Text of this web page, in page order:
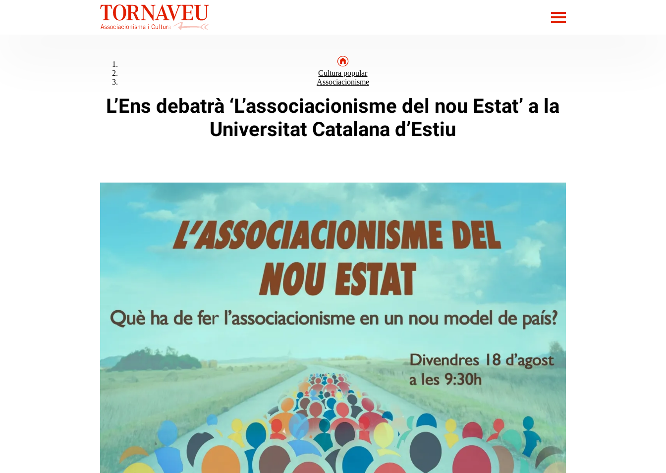
Cultura popular
Associacionisme
L’Ens debatrà ‘L’associacionisme del nou Estat’ a la
Universitat Catalana d’Estiu